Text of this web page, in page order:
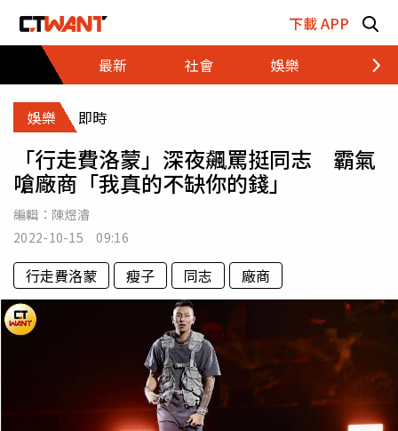
下載 APP
最新
社會 娛樂 財經
娛樂 即時
「行走費洛蒙」深夜飆罵挺同志 霸氣
嗆廠商「我真的不缺你的錢」
編輯： 陳煜濬
2022-10-15 09:16
行走費洛蒙 瘦子 同志 廠商